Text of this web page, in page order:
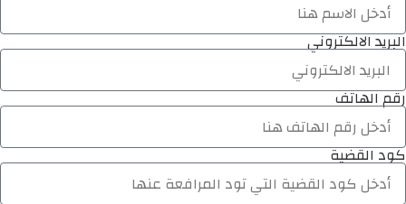
البريد الالكتروني
رقم الهاتف
كود القضية